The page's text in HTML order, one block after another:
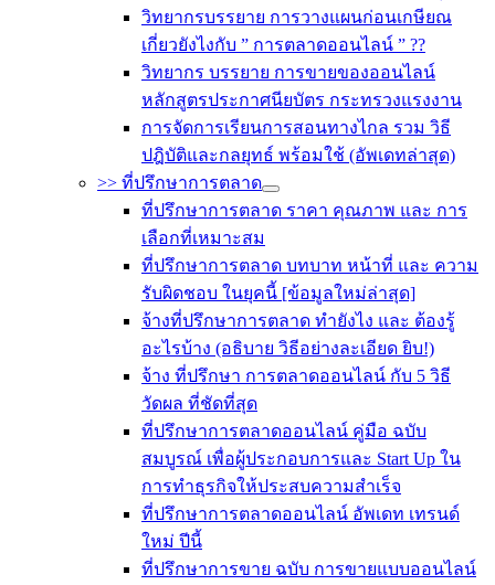
วิทยากรบรรยาย การวางแผนก่อนเกษียณ
เกี่ยวยังไงกับ ” การตลาดออนไลน์ ” ??
วิทยากร บรรยาย การขายของออนไลน์
หลักสูตรประกาศนียบัตร กระทรวงแรงงาน
การจัดการเรียนการสอนทางไกล รวม วิธี
ปฎิบัติและกลยุทธ์ พร้อมใช้ (อัพเดทล่าสุด)
>> ที่ปรึกษาการตลาด
ที่ปรึกษาการตลาด ราคา คุณภาพ และ การ
เลือกที่เหมาะสม
ที่ปรึกษาการตลาด บทบาท หน้าที่ และ ความ
รับผิดชอบ ในยุคนี้ [ข้อมูลใหม่ล่าสุด]
จ้างที่ปรึกษาการตลาด ทำยังไง และ ต้องรู้
อะไรบ้าง (อธิบาย วิธีอย่างละเอียด ยิบ!)
จ้าง ที่ปรึกษา การตลาดออนไลน์ กับ 5 วิธี
วัดผล ที่ชัดที่สุด
ที่ปรึกษาการตลาดออนไลน์ คู่มือ ฉบับ
สมบูรณ์ เพื่อผู้ประกอบการและ Start Up ใน
การทำธุรกิจให้ประสบความสำเร็จ
ที่ปรึกษาการตลาดออนไลน์ อัพเดท เทรนด์
ใหม่ ปีนี้
ที่ปรึกษาการขาย ฉบับ การขายแบบออนไลน์